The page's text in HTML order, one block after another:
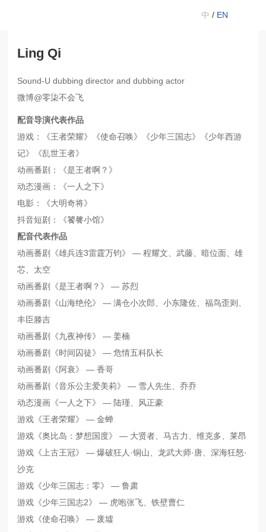
中 / EN
Ling Qi
Sound-U dubbing director and dubbing actor
微博@零柒不会飞
配音导演代表作品
游戏：《王者荣耀》《使命召唤》《少年三国志》《少年西游
记》《乱世王者》
动画番剧：《是王者啊？》
动态漫画：《一人之下》
电影：《大明奇将》
抖音短剧：《饕餮小馆》
配音代表作品
动画番剧《雄兵连3雷霆万钧》 — 程耀文、武藤、暗位面、雄
芯、太空
动画番剧《是王者啊？》 — 苏烈
动画番剧《山海绝伦》 — 满仓小次郎、小东隆佐、福鸟歪则、
丰臣滕吉
动画番剧《九夜神传》 — 姜楠
动画番剧《时间囚徒》 — 危情五科队长
动画番剧《阿衰》 — 香哥
动画番剧《音乐公主爱美莉》 — 雪人先生、乔乔
动态漫画《一人之下》 — 陆瑾、风正豪
游戏《王者荣耀》 — 金蝉
游戏《奥比岛：梦想国度》 — 大贤者、马古力、维克多、莱昂
游戏《上古王冠》 — 爆破狂人·铜山、龙武大师·唐、深海狂怒·
沙克
游戏《少年三国志：零》 — 鲁肃
游戏《少年三国志2》 — 虎咆张飞、铁壁曹仁
游戏《使命召唤》 — 废墟